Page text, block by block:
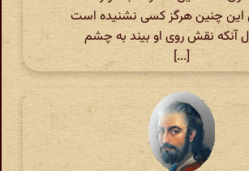
این چنین هرگز کسی نشنیده است
آنکه نقش روی او بیند به چشم
[...]